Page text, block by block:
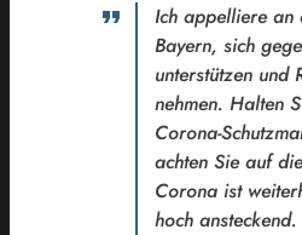
Ich appelliere an
Bayern, sich
unterstützen und
nehmen. Halten
Corona-
achten Sie auf
Corona ist
hoch ansteckend.